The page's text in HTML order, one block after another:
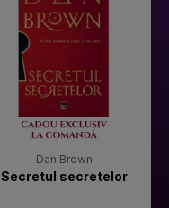
Dan Brown
Secretul secretelor